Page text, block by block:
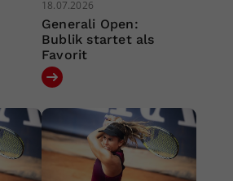
18.07.2026
Generali Open:
Bublik startet als
Favorit